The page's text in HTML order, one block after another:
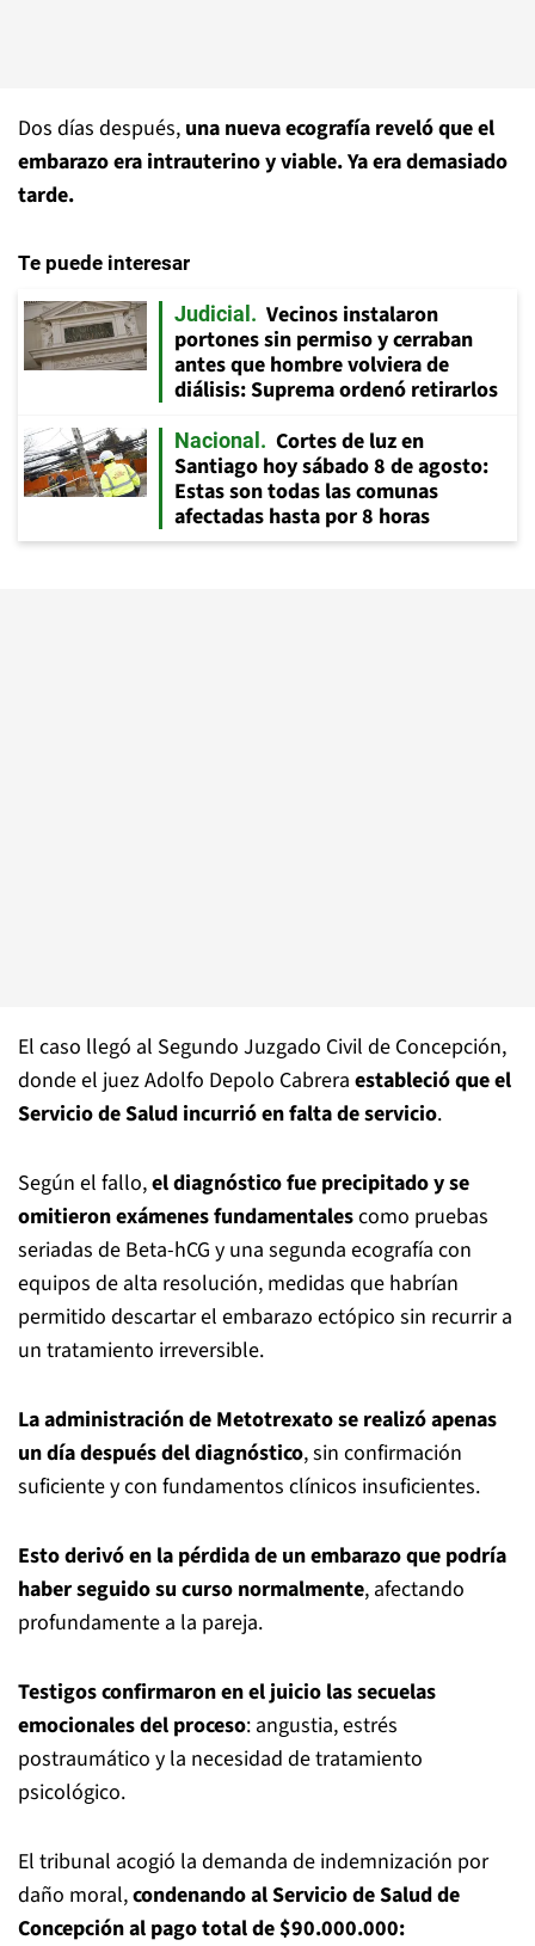
Dos días después, una nueva ecografía reveló que el
embarazo era intrauterino y viable. Ya era demasiado
tarde.
Te puede interesar
Judicial
Vecinos instalaron
portones sin permiso y cerraban
antes que hombre volviera de
diálisis: Suprema ordenó retirarlos
Nacional
Cortes de luz en
Santiago hoy sábado 8 de agosto:
Estas son todas las comunas
afectadas hasta por 8 horas
El caso llegó al Segundo Juzgado Civil de Concepción,
donde el juez Adolfo Depolo Cabrera estableció que el
Servicio de Salud incurrió en falta de servicio.
Según el fallo,el diagnóstico fue precipitado y se
omitieron exámenes fundamentalescomo pruebas
seriadas de Beta-hCG y una segunda ecografía con
equipos de alta resolución, medidas que habrían
permitido descartar el embarazo ectópico sin recurrir a
un tratamiento irreversible.
La administración de Metotrexato se realizó apenas
un día después del diagnóstico, sin confirmación
suficiente y con fundamentos clínicos insuficientes.
Esto derivó en la pérdida de un embarazo que podría
haber seguido su curso normalmente, afectando
profundamente a la pareja.
Testigos confirmaron en el juicio las secuelas
emocionales del proceso: angustia, estrés
postraumático y la necesidad de tratamiento
psicológico.
El tribunal acogió la demanda de indemnización por
daño moral,condenando al Servicio de Salud de
Concepción al pago total de $90.000.000: